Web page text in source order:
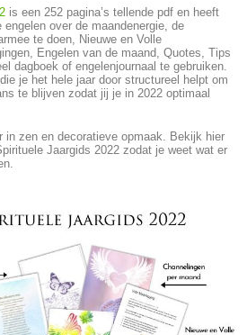
is een 252 pagina’s tellende pdf en heeft
over de maandenergie, de
te doen, Nieuwe en Volle
Engelen van de maand, Quotes, Tips
dagboek of engelenjournaal te gebruiken.
je het hele jaar door structureel helpt om
te blijven zodat jij je in 2022 optimaal
in zen en decoratieve opmaak. Bekijk hier
Jaargids 2022 zodat je weet wat er